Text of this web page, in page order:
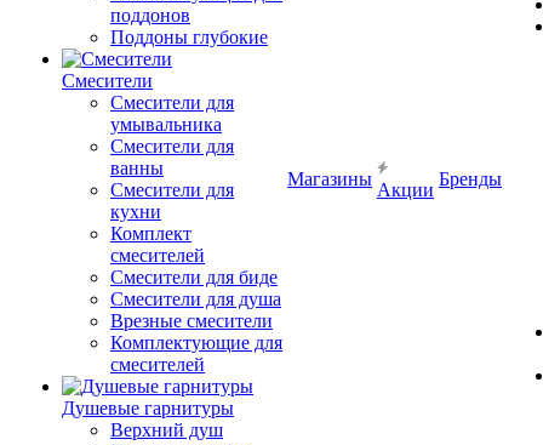
поддонов
Поддоны глубокие
Смесители
Смесители для
умывальника
Смесители для
ванны
Смесители для
кухни
Комплект
смесителей
Смесители для биде
Смесители для душа
Врезные смесители
Комплектующие для
смесителей
Душевые гарнитуры
Верхний душ
Магазины
Акции
Бренды